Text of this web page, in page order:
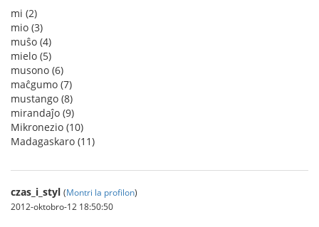
mi (2)
mio (3)
muŝo (4)
mielo (5)
musono (6)
maĉgumo (7)
mustango (8)
mirandaĵo (9)
Mikronezio (10)
Madagaskaro (11)
czas_i_styl (Montri la profilon)
2012-oktobro-12 18:50:50